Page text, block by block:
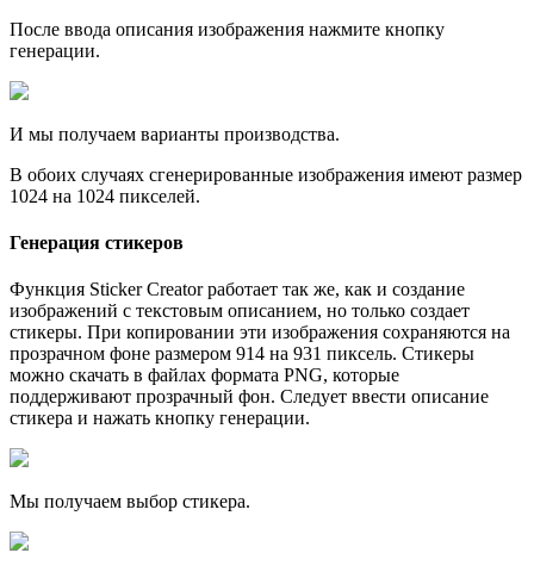
После ввода описания изображения нажмите кнопку
генерации.
И мы получаем варианты производства.
В обоих случаях сгенерированные изображения имеют размер
1024 на 1024 пикселей.
Генерация стикеров
Функция Sticker Creator работает так же, как и создание
изображений с текстовым описанием, но только создает
стикеры. При копировании эти изображения сохраняются на
прозрачном фоне размером 914 на 931 пиксель. Стикеры
можно скачать в файлах формата PNG, которые
поддерживают прозрачный фон. Следует ввести описание
стикера и нажать кнопку генерации.
Мы получаем выбор стикера.